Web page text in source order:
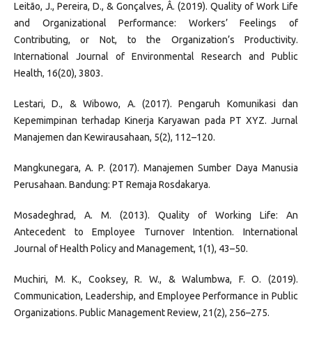
Leitão, J., Pereira, D., & Gonçalves, Â. (2019). Quality of Work Life
and Organizational Performance: Workers’ Feelings of
Contributing, or Not, to the Organization’s Productivity.
International Journal of Environmental Research and Public
Health, 16(20), 3803.
Lestari, D., & Wibowo, A. (2017). Pengaruh Komunikasi dan
Kepemimpinan terhadap Kinerja Karyawan pada PT XYZ. Jurnal
Manajemen dan Kewirausahaan, 5(2), 112–120.
Mangkunegara, A. P. (2017). Manajemen Sumber Daya Manusia
Perusahaan. Bandung: PT Remaja Rosdakarya.
Mosadeghrad, A. M. (2013). Quality of Working Life: An
Antecedent to Employee Turnover Intention. International
Journal of Health Policy and Management, 1(1), 43–50.
Muchiri, M. K., Cooksey, R. W., & Walumbwa, F. O. (2019).
Communication, Leadership, and Employee Performance in Public
Organizations. Public Management Review, 21(2), 256–275.